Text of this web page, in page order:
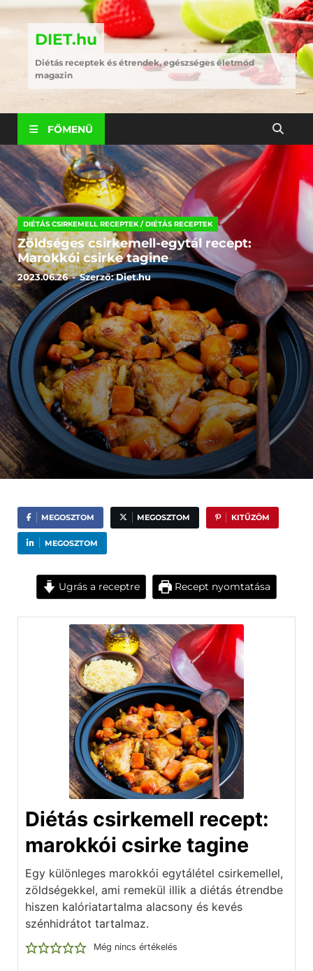
DIET.hu
Diétás receptek és étrendek, egészséges életmód
magazin
FŐMENÜ
DIÉTÁS CSIRKEMELL RECEPTEK/DIÉTÁS RECEPTEK
Zöldséges csirkemell-egytál recept:
Marokkói csirke tagine
2023.06.26-Szerző:Diet.hu
MEGOSZTOM MEGOSZTOM KITŰZÖM
MEGOSZTOM
Ugrás a receptre Recept nyomtatása
Diétás csirkemell recept:
marokkói csirke tagine
Egy különleges marokkói egytálétel csirkemellel,
zöldségekkel, ami remekül illik a diétás étrendbe
hiszen kalóriatartalma alacsony és kevés
szénhidrátot tartalmaz.
Még nincs értékelés